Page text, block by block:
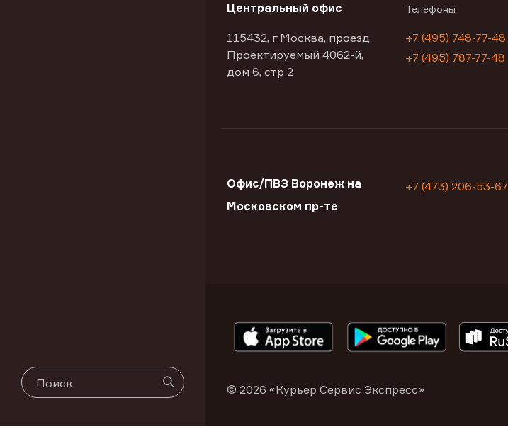
Центральный офис
115432, г Москва, проезд
Проектируемый 4062-й,
дом 6, стр 2
Телефоны
+7 (495) 748-77-48
+7 (495) 787-77-48
Офис/ПВЗ Воронеж на
Московском пр-те
+7 (473) 206-53-67
© 2026 «Курьер Сервис Экспресс»